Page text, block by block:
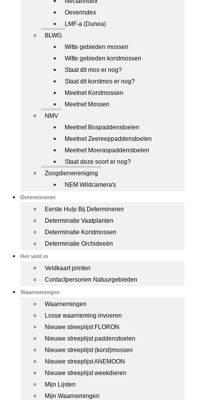
Oeverindex
LMF-a (Dunea)
BLWG
Witte gebieden mossen
Witte gebieden korstmossen
Staat dit mos er nog?
Staat dit korstmos er nog?
Meetnet Korstmossen
Meetnet Mossen
NMV
Meetnet Bospaddenstoelen
Meetnet Zeereeppaddenstoelen
Meetnet Moeraspaddenstoelen
Staat deze soort er nog?
Zoogdiervereniging
NEM Wildcamera's
Determineren
Eerste Hulp Bij Determineren
Determinatie Vaatplanten
Determinatie Korstmossen
Determinatie Orchideeën
Het veld in
Veldkaart printen
Contactpersonen Natuurgebieden
Waarnemingen
Waarnemingen
Losse waarneming invoeren
Nieuwe streeplijst FLORON
Nieuwe streeplijst paddenstoelen
Nieuwe streeplijst (korst)mossen
Nieuwe streeplijst ANEMOON
Nieuwe streeplijst weekdieren
Mijn Lijsten
Mijn Waarnemingen